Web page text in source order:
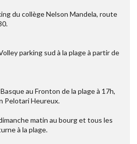
du collège Nelson Mandela, route
parking sud à la plage à partir de
au Fronton de la plage à 17h,
Pelotari Heureux.
matin au bourg et tous les
à la plage.